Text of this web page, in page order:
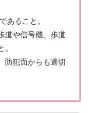
あること。
道や信号機、歩道
防犯面からも適切